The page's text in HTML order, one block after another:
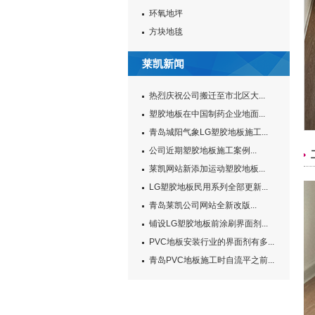
环氧地坪
方块地毯
莱凯新闻
热烈庆祝公司搬迁至市北区大...
塑胶地板在中国制药企业地面...
青岛城阳气象LG塑胶地板施工...
公司近期塑胶地板施工案例...
莱凯网站新添加运动塑胶地板...
LG塑胶地板民用系列全部更新...
青岛莱凯公司网站全新改版...
铺设LG塑胶地板前涂刷界面剂...
PVC地板安装行业的界面剂有多...
青岛PVC地板施工时自流平之前...